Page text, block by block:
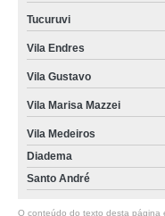
Tucuruvi
Vila Endres
Vila Gustavo
Vila Marisa Mazzei
Vila Medeiros
Diadema
Santo André
O conteúdo do texto desta página